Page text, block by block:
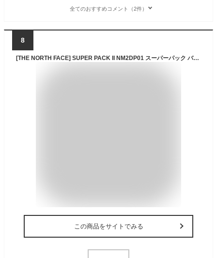
全てのおすすめコメント（2件）
8
[THE NORTH FACE] SUPER PACK II NM2DP01 スーパーパック バックパック リュック リュックサック 新学期 カバン バッグ 通学 高校生 中学生 軽い 軽量 たっぷり 収納力 レディース メンズ ホワイトレーベル WHITE LABEL 韓国 30L
この商品をサイトでみる